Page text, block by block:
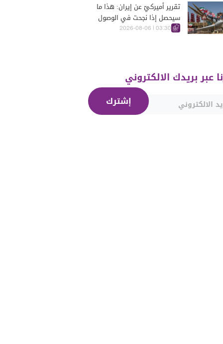
تقرير أميركيّ عن إيران: هذا ما
سيحصل إذا نجحت في الوصول
إلى هذه الدولة الآسيويّة
03:30 | 2026-08-06
عبر بريدك الالكتروني
إشترك